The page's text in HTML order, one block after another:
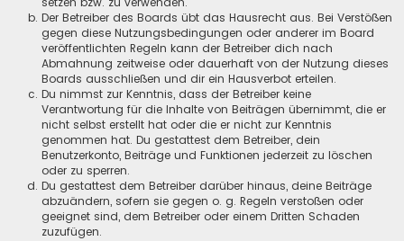
Der Betreiber des Boards übt das Hausrecht aus. Bei Verstößen
gegen diese Nutzungsbedingungen oder anderer im Board
veröffentlichten Regeln kann der Betreiber dich nach
Abmahnung zeitweise oder dauerhaft von der Nutzung dieses
Boards ausschließen und dir ein Hausverbot erteilen.
Du nimmst zur Kenntnis, dass der Betreiber keine
Verantwortung für die Inhalte von Beiträgen übernimmt, die er
nicht selbst erstellt hat oder die er nicht zur Kenntnis
genommen hat. Du gestattest dem Betreiber, dein
Benutzerkonto, Beiträge und Funktionen jederzeit zu löschen
oder zu sperren.
Du gestattest dem Betreiber darüber hinaus, deine Beiträge
abzuändern, sofern sie gegen o. g. Regeln verstoßen oder
geeignet sind, dem Betreiber oder einem Dritten Schaden
zuzufügen.